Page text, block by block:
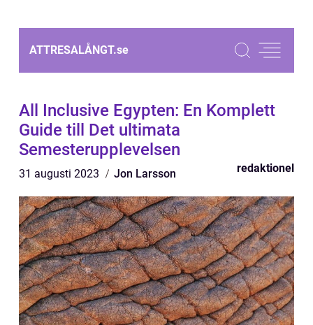
ATTRESALÅNGT.se
All Inclusive Egypten: En Komplett
Guide till Det ultimata
Semesterupplevelsen
31 augusti 2023 Jon Larsson redaktionel